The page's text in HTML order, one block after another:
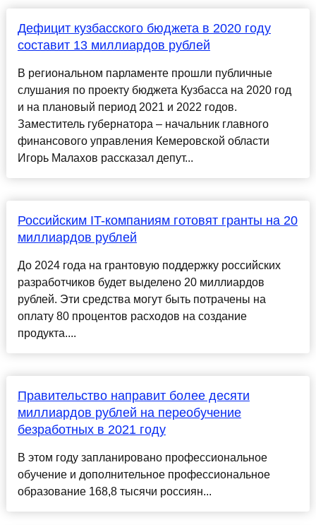
Дефицит кузбасского бюджета в 2020 году
составит 13 миллиардов рублей
В региональном парламенте прошли публичные
слушания по проекту бюджета Кузбасса на 2020 год
и на плановый период 2021 и 2022 годов.
Заместитель губернатора – начальник главного
финансового управления Кемеровской области
Игорь Малахов рассказал депут...
Российским IT-компаниям готовят гранты на 20
миллиардов рублей
До 2024 года на грантовую поддержку российских
разработчиков будет выделено 20 миллиардов
рублей. Эти средства могут быть потрачены на
оплату 80 процентов расходов на создание
продукта....
Правительство направит более десяти
миллиардов рублей на переобучение
безработных в 2021 году
В этом году запланировано профессиональное
обучение и дополнительное профессиональное
образование 168,8 тысячи россиян...